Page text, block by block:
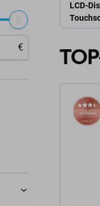
€
LCD-